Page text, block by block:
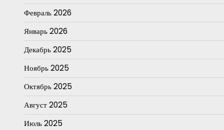
Февраль 2026
Январь 2026
Декабрь 2025
Ноябрь 2025
Октябрь 2025
Август 2025
Июль 2025